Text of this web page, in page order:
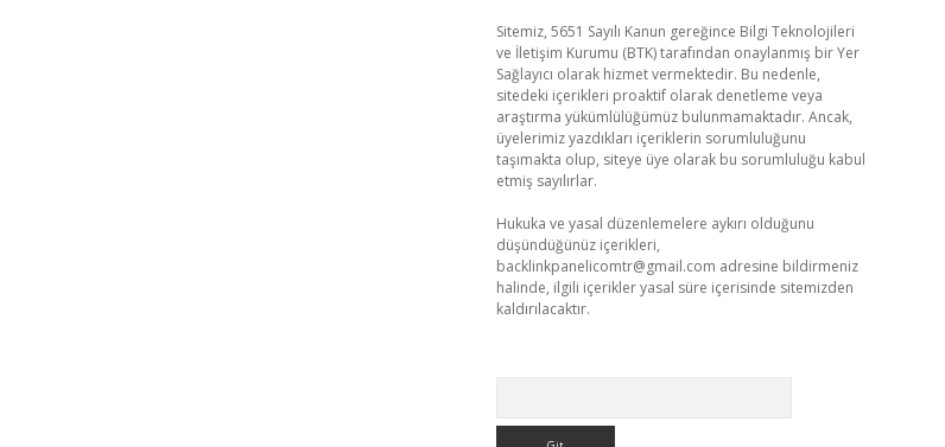
Sitemiz, 5651 Sayılı Kanun gereğince Bilgi Teknolojileri
ve İletişim Kurumu (BTK) tarafından onaylanmış bir Yer
Sağlayıcı olarak hizmet vermektedir. Bu nedenle,
sitedeki içerikleri proaktif olarak denetleme veya
araştırma yükümlülüğümüz bulunmamaktadır. Ancak,
üyelerimiz yazdıkları içeriklerin sorumluluğunu
taşımakta olup, siteye üye olarak bu sorumluluğu kabul
etmiş sayılırlar.
Hukuka ve yasal düzenlemelere aykırı olduğunu
düşündüğünüz içerikleri,
backlinkpanelicomtr@gmail.com adresine bildirmeniz
halinde, ilgili içerikler yasal süre içerisinde sitemizden
kaldırılacaktır.